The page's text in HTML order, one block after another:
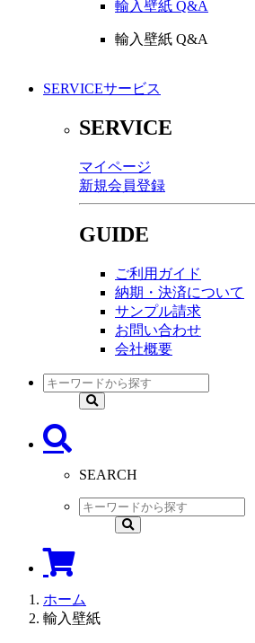
輸入壁紙 Q&A
輸入壁紙 Q&A
SERVICEサービス
SERVICE
マイページ
新規会員登録
GUIDE
ご利用ガイド
納期・決済について
サンプル請求
お問い合わせ
会社概要
SEARCH
ホーム
輸入壁紙